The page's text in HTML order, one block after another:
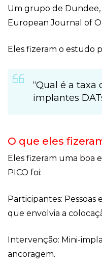
Um grupo de Dundee,
European Journal of
Eles fizeram o estudo
“Qual é a taxa
implantes
O que eles
Eles fizeram uma boa
PICO foi:
Participantes:
que envolvia a
Intervenção: Mini-
ancoragem.